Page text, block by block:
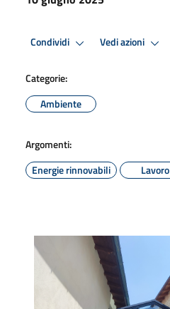
Condividi Vedi azioni
Categorie:
Ambiente
Argomenti:
Energie rinnovabili
Lavoro